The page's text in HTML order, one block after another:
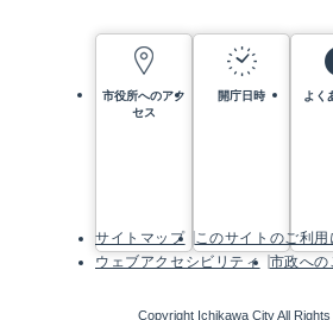
市役所へのアク
セス
開庁日時 よく
サイトマップ
このサイトのご利用
ウェブアクセシビリティ
市政への
Copyright Ichikawa City All Rights